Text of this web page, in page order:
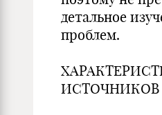
детальное
проблем.
ИСТОЧНИКОВ